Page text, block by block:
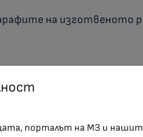
на изготвеното
порталът на МЗ и